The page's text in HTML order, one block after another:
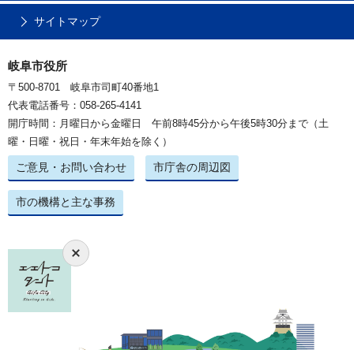
サイトマップ
岐阜市役所
〒500-8701 岐阜市司町40番地1
代表電話番号：058-265-4141
開庁時間：月曜日から金曜日 午前8時45分から午後5時30分まで（土
曜・日曜・祝日・年末年始を除く）
ご意見・お問い合わせ 市庁舎の周辺図
市の機構と主な事務